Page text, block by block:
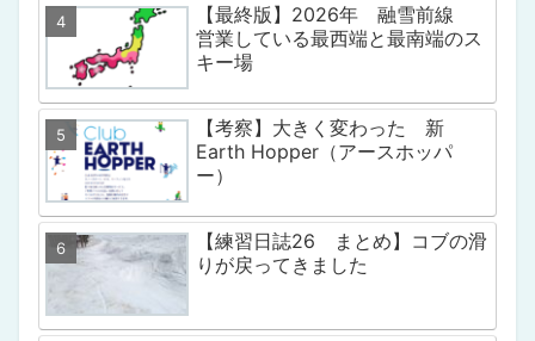
【最終版】2026年 融雪前線
営業している最西端と最南端のス
キー場
【考察】大きく変わった 新
Earth Hopper（アースホッパ
ー）
【練習日誌26 まとめ】コブの滑
りが戻ってきました